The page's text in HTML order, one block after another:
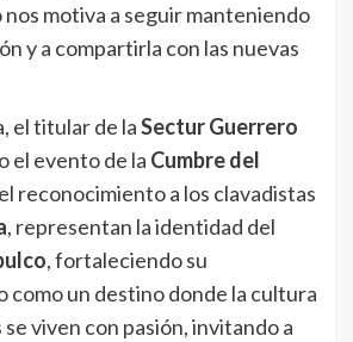
motiva a seguir manteniendo
y a compartirla con las nuevas
el titular de laSectur Guerrero
el evento de la Cumbre del
reconocimiento a los clavadistas
, representan la identidad del
, fortaleciendo su
como un destino donde la cultura
viven con pasión, invitando a